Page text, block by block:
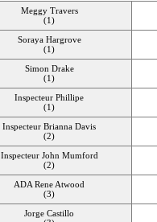
Meggy Travers
(1)
Soraya Hargrove
(1)
Simon Drake
(1)
Inspecteur Phillipe
(1)
Inspecteur Brianna Davis
(2)
Inspecteur John Mumford
(2)
ADA Rene Atwood
(3)
Jorge Castillo